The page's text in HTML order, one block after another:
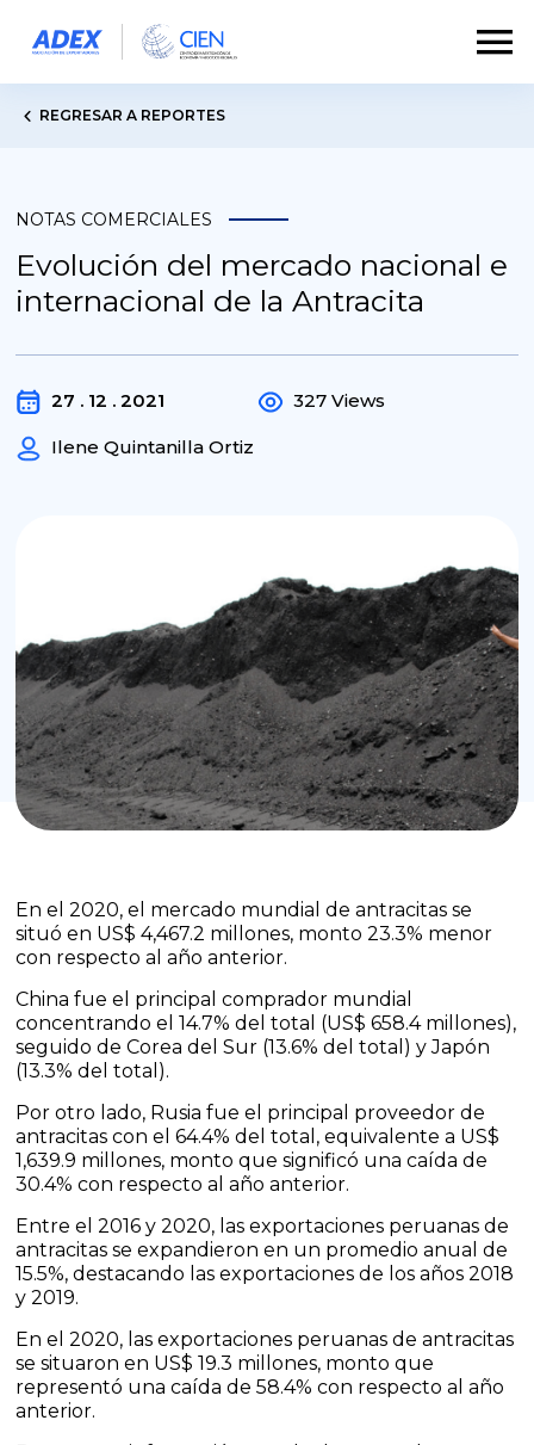
REGRESAR A REPORTES
NOTAS COMERCIALES
Evolución del mercado nacional e
internacional de la Antracita
27 . 12 . 2021
Ilene Quintanilla Ortiz
327 Views
En el 2020, el mercado mundial de antracitas se
situó en US$ 4,467.2 millones, monto 23.3% menor
con respecto al año anterior.
China fue el principal comprador mundial
concentrando el 14.7% del total (US$ 658.4 millones),
seguido de Corea del Sur (13.6% del total) y Japón
(13.3% del total).
Por otro lado, Rusia fue el principal proveedor de
antracitas con el 64.4% del total, equivalente a US$
1,639.9 millones, monto que significó una caída de
30.4% con respecto al año anterior.
Entre el 2016 y 2020, las exportaciones peruanas de
antracitas se expandieron en un promedio anual de
15.5%, destacando las exportaciones de los años 2018
y 2019.
En el 2020, las exportaciones peruanas de antracitas
se situaron en US$ 19.3 millones, monto que
representó una caída de 58.4% con respecto al año
anterior.